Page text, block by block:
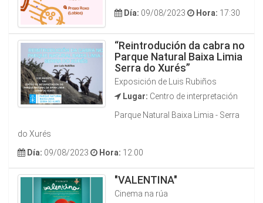
Día: 09/08/2023 Hora: 17:30
“Reintrodución da cabra no
Parque Natural Baixa Limia
Serra do Xurés”
Exposición de Luis Rubiños
Lugar: Centro de interpretación
Parque Natural Baixa Limia - Serra
do Xurés
Día: 09/08/2023 Hora: 12:00
"VALENTINA"
Cinema na rúa